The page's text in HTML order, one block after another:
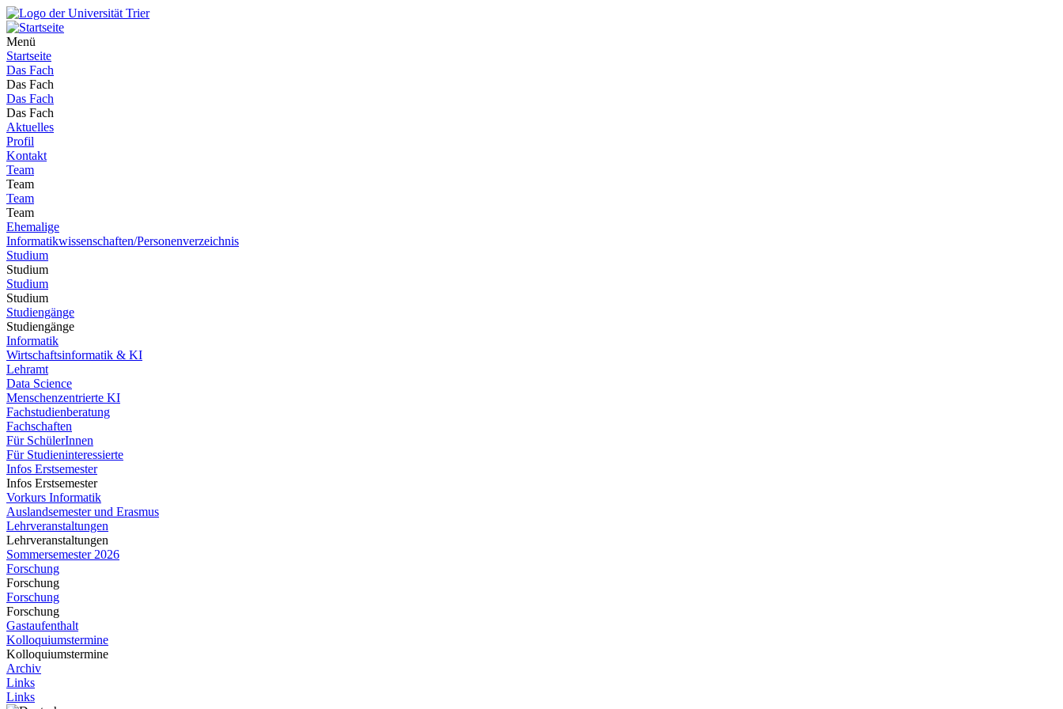
Menü
Startseite
Das Fach
Das Fach
Das Fach
Das Fach
Aktuelles
Profil
Kontakt
Team
Team
Team
Team
Ehemalige
Informatikwissenschaften/Personenverzeichnis
Studium
Studium
Studium
Studium
Studiengänge
Studiengänge
Informatik
Wirtschaftsinformatik & KI
Lehramt
Data Science
Menschenzentrierte KI
Fachstudienberatung
Fachschaften
Für SchülerInnen
Für Studieninteressierte
Infos Erstsemester
Infos Erstsemester
Vorkurs Informatik
Auslandsemester und Erasmus
Lehrveranstaltungen
Lehrveranstaltungen
Sommersemester 2026
Forschung
Forschung
Forschung
Forschung
Gastaufenthalt
Kolloquiumstermine
Kolloquiumstermine
Archiv
Links
Links